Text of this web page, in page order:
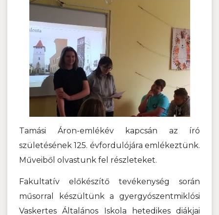
Tamási Áron-emlékév kapcsán az író
születésének 125. évfordulójára emlékeztünk.
Műveiből olvastunk fel részleteket.
Fakultatív előkészítő tevékenység során
műsorral készültünk a gyergyószentmiklósi
Vaskertes Általános Iskola hetedikes diákjai